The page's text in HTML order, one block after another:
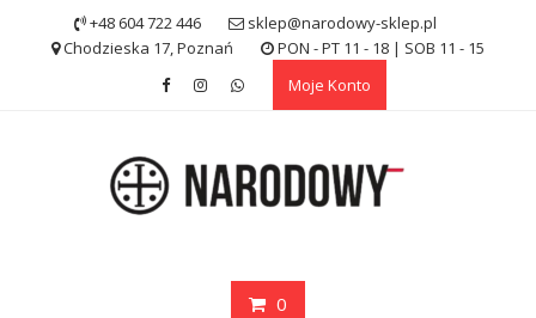
+48 604 722 446
sklep@narodowy-sklep.pl
Chodzieska 17, Poznań
PON - PT 11 - 18 | SOB 11 - 15
Moje Konto
0